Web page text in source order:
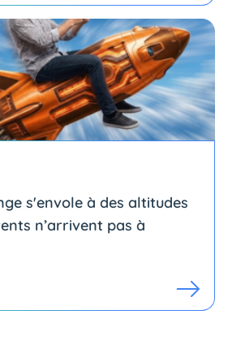
s'envole à des altitudes
n’arrivent pas à